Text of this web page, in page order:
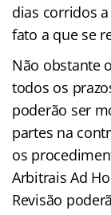
dias corridos
fato a que se
Não obstante
todos os
poderão ser
partes na
os
Arbitrais Ad
Revisão